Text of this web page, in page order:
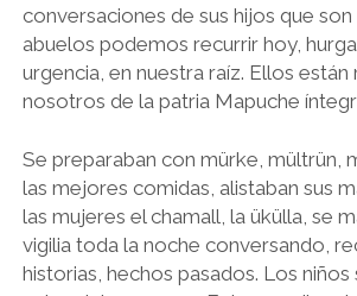
conversaciones de sus hijos que
abuelos podemos recurrir hoy,
urgencia, en nuestra raíz. Ellos están
nosotros de la patria Mapuche
Se preparaban con mürke, mültrün,
las mejores comidas, alistaban sus
las mujeres el chamall, la ükülla, se
vigilia toda la noche conversando,
historias, hechos pasados. Los niños